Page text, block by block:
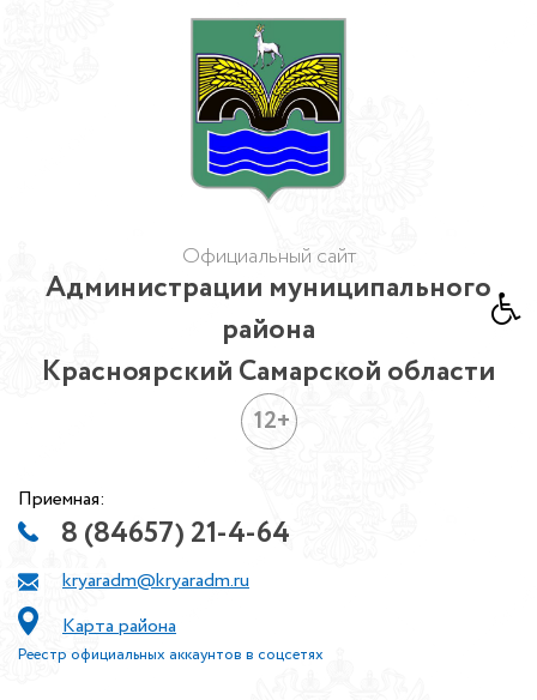
Официальный сайт
Администрации муниципального
района
Красноярский Самарской области
12+
Приемная:
8 (84657) 21-4-64
kryaradm@kryaradm.ru
Карта района
Реестр официальных аккаунтов в соцсетях